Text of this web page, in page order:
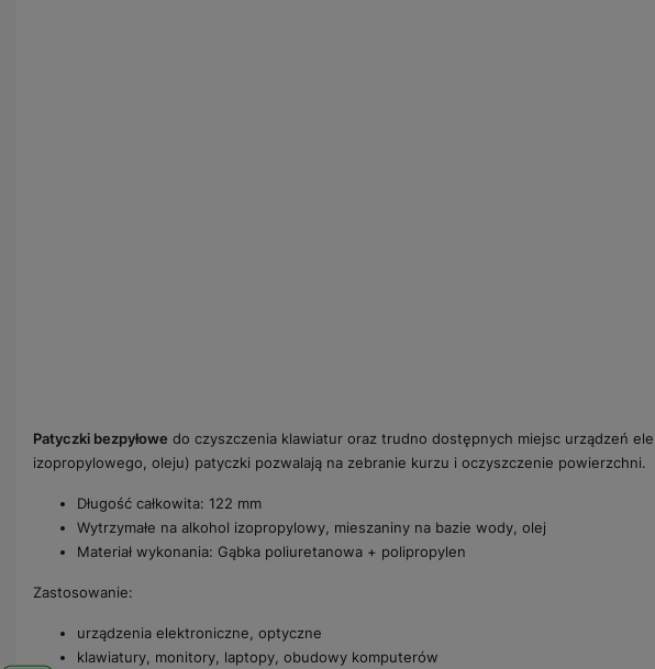
Patyczki bezpyłowe do czyszczenia klawiatur oraz trudno dostępnych miejsc urządzeń
izopropylowego, oleju) patyczki pozwalają na zebranie kurzu i oczyszczenie powierzchni.
Długość całkowita: 122 mm
Wytrzymałe na alkohol izopropylowy, mieszaniny na bazie wody, olej
Materiał wykonania: Gąbka poliuretanowa + polipropylen
Zastosowanie:
urządzenia elektroniczne, optyczne
klawiatury, monitory, laptopy, obudowy komputerów